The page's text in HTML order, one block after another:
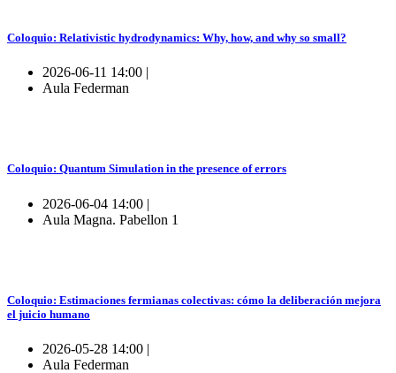
Coloquio: Relativistic hydrodynamics: Why, how, and why so small?
2026-06-11 14:00 |
Aula Federman
Coloquio: Quantum Simulation in the presence of errors
2026-06-04 14:00 |
Aula Magna. Pabellon 1
Coloquio: Estimaciones fermianas colectivas: cómo la deliberación mejora
el juicio humano
2026-05-28 14:00 |
Aula Federman